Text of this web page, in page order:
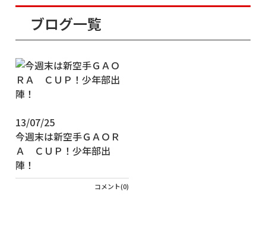
ブログ一覧
13/07/25
今週末は新空手ＧＡＯＲ
Ａ ＣＵＰ！少年部出
陣！
コメント(0)